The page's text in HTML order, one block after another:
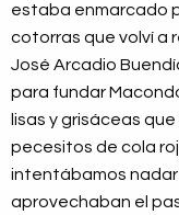
estaba enmarcado
cotorras que volví a
José Arcadio
para fundar
lisas y grisáceas
pecesitos de cola
intentábamos nadar
aprovechaban el